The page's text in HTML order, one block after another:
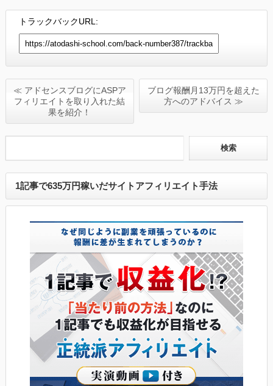
トラックバックURL:
≪ アドセンスブログにASPア
フィリエイトを取り入れた結
果を紹介！
ブログ報酬月13万円を超えた
方へのアドバイス ≫
1記事で635万円稼いだサイトアフィリエイト手法